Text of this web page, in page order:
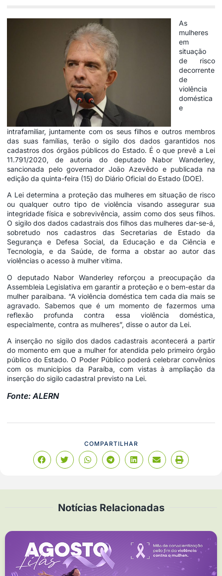
As
mulheres
em
situação
de risco
decorrente
de
violência
doméstica
e
intrafamiliar, juntamente com os seus filhos e outros membros
das suas famílias, terão o sigilo dos dados garantidos nos
cadastros dos órgãos públicos do Estado. É o que prevê a Lei
11.791/2020, de autoria do deputado Nabor Wanderley,
sancionada pelo governador João Azevêdo e publicada na
edição da quinta-feira (15) do Diário Oficial do Estado (DOE).
A Lei determina a proteção das mulheres em situação de risco
ou qualquer outro tipo de violência visando assegurar sua
integridade física e sobrevivência, assim como dos seus filhos.
O sigilo dos dados cadastrais dos filhos das mulheres dar-se-á,
sobretudo nos cadastros das Secretarias de Estado da
Segurança e Defesa Social, da Educação e da Ciência e
Tecnologia, e da Saúde, de forma a obstar ao autor das
violências o acesso à mulher vítima.
O deputado Nabor Wanderley reforçou a preocupação da
Assembleia Legislativa em garantir a proteção e o bem-estar da
mulher paraibana. “A violência doméstica tem cada dia mais se
agravado. Sabemos que é um momento de fazermos uma
reflexão profunda contra essa violência doméstica,
especialmente, contra as mulheres”, disse o autor da Lei.
A inserção no sigilo dos dados cadastrais acontecerá a partir
do momento em que a mulher for atendida pelo primeiro órgão
público do Estado. O Poder Público poderá celebrar convênios
com os municípios da Paraíba, com vistas à ampliação da
inserção do sigilo cadastral previsto na Lei.
Fonte: ALERN
COMPARTILHAR
Notícias Relacionadas